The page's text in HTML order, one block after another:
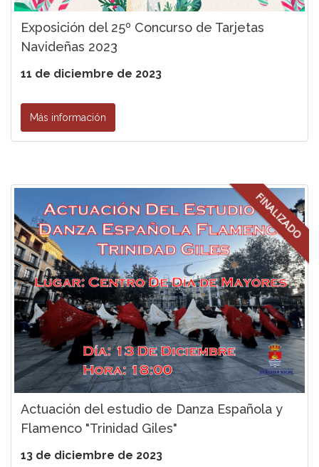
Exposición del 25º Concurso de Tarjetas
Navideñas 2023
11 de diciembre de 2023
Más información
FINALIZADO
Actuación del estudio de Danza Española y
Flamenco "Trinidad Giles"
13 de diciembre de 2023